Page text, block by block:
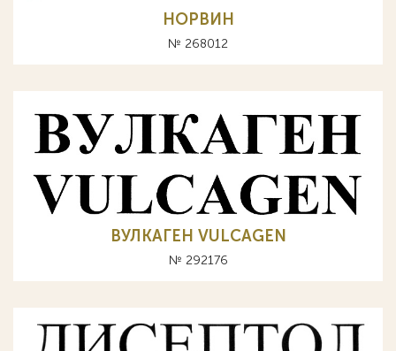
НОРВИН
№ 268012
ВУЛКАГЕН VULCAGEN
№ 292176